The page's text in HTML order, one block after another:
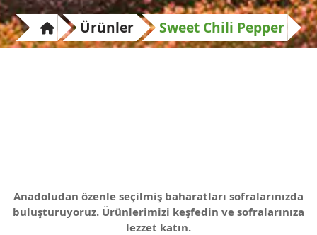
Ürünler Sweet Chili Pepper
Anadoludan özenle seçilmiş baharatları sofralarınızda
buluşturuyoruz. Ürünlerimizi keşfedin ve sofralarınıza
lezzet katın.